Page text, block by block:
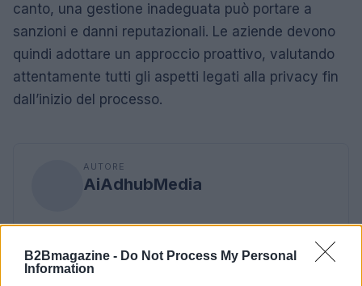
B2Bmagazine - Do Not Process My Personal
Information
canto, una gestione inadeguata può portare a
sanzioni e danni reputazionali. Le aziende devono
quindi adottare un approccio proattivo, valutando
attentamente tutti gli aspetti legati alla privacy fin
dall’inizio del processo.
AUTORE
AiAdhubMedia